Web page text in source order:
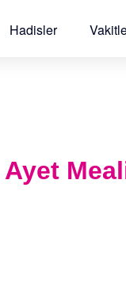
Hadisler